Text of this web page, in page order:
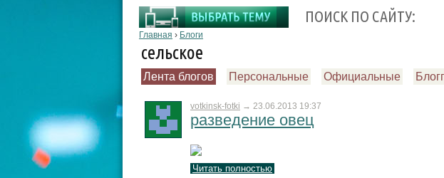
ПОИСК ПО САЙТУ:
Форма поиска
Вы здесь
Главная › Блоги
сельское
Лента блогов Персональные Официальные
votkinsk-fotki → 23.06.2013 19:37
разведение овец
Читать полностью